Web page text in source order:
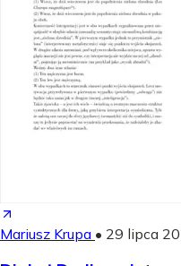
Mariusz Krupa • 29 lipca